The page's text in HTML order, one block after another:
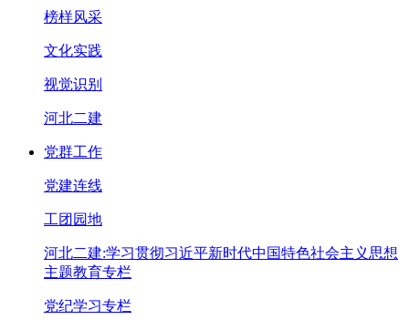
榜样风采
文化实践
视觉识别
河北二建
党群工作
党建连线
工团园地
河北二建:学习贯彻习近平新时代中国特色社会主义思想
主题教育专栏
党纪学习专栏